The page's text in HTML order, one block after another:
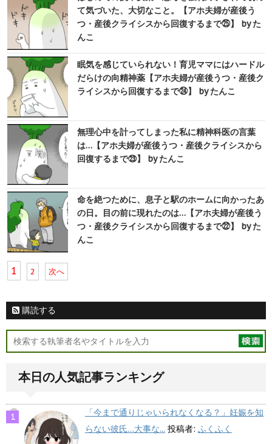
て気づいた、大切なこと。【アホ夫婦が産後う
つ・産後クライシスから回復するまで㉕】 by た
んこ
眠気を感じていられない！育児ママにはハードル
だらけの向精神薬【アホ夫婦が産後うつ・産後ク
ライシスから回復するまで㉔】 by たんこ
無理心中を計ってしまった私に精神科医の言葉
は…【アホ夫婦が産後うつ・産後クライシスから
回復するまで㉓】 by たんこ
命を絶つために、息子と駅のホームに向かったあ
の日。目の前に現れたのは…【アホ夫婦が産後う
つ・産後クライシスから回復するまで㉒】 by た
んこ
1 2 次へ
購読する
本日の人気記事ランキング
「今まで通りじゃいられなくなる？」妊娠を知
らない彼氏…大事な... 投稿者: ふくふく